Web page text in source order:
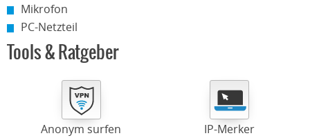
Mikrofon
PC-Netzteil
Tools & Ratgeber
Anonym surfen IP-Merker